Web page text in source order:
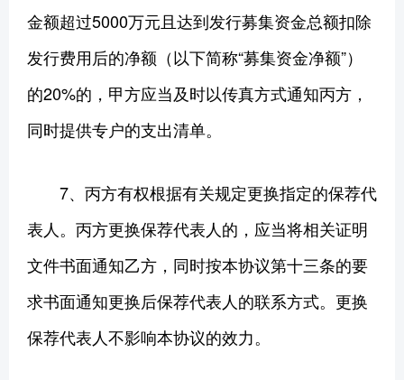
金额超过5000万元且达到发行募集资金总额扣除
发行费用后的净额（以下简称“募集资金净额”）
的20%的，甲方应当及时以传真方式通知丙方，
同时提供专户的支出清单。
7、丙方有权根据有关规定更换指定的保荐代
表人。丙方更换保荐代表人的，应当将相关证明
文件书面通知乙方，同时按本协议第十三条的要
求书面通知更换后保荐代表人的联系方式。更换
保荐代表人不影响本协议的效力。